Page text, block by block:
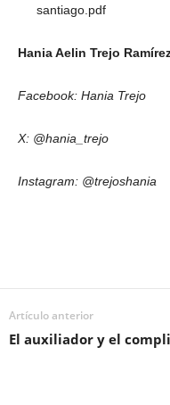
santiago.pdf
Hania Aelin Trejo
Facebook: Hania Trejo
X: @hania_trejo
Instagram: @trejoshania
Artículo anterior
El auxiliador y el